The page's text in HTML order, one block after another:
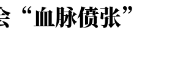
“血脉偾张”